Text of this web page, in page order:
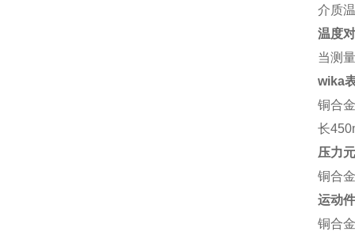
介质
温度
当测
wika
铜合
长
压力
铜合
运动件
铜合金